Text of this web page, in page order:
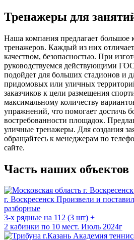
Тренажеры для
Наша компания предлагает большое
тренажеров. Каждый из них
качеством, безопасностью. При
руководствуемся действующими
подойдет для больших стадионов и
придомовых или уличных
заказчиков к цели размещения
максимальному количеству
упражнений, что помогает достичь
востребованности площадок.
уличные тренажеры. Для создания
обращайтесь к менеджерам по
сайте.
Часть наших объектов
г. Воскресенск Произвели и
разборные
3-х рядные на 112 (3 шт) +
2 кабинки по 10 мест. Июль 2024г